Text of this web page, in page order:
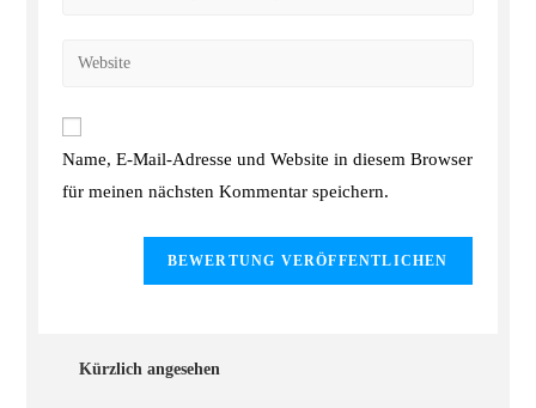
Name, E-Mail-Adresse und Website in diesem Browser
für meinen nächsten Kommentar speichern.
Kürzlich angesehen